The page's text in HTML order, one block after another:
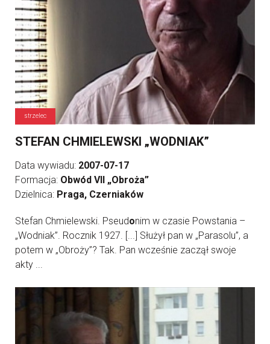
strzelec
STEFAN CHMIELEWSKI „WODNIAK”
Data wywiadu: 2007-07-17
Formacja: Obwód VII „Obroża”
Dzielnica: Praga, Czerniaków
Stefan Chmielewski. Pseudonim w czasie Powstania –
„Wodniak”. Rocznik 1927. [...] Służył pan w „Parasolu”, a
potem w „Obroży”? Tak. Pan wcześnie zaczął swoje
akty ...